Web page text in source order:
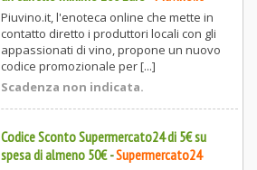
Piuvino.it, l'enoteca online che mette in
contatto diretto i produttori locali con gli
appassionati di vino, propone un nuovo
codice promozionale per [...]
Scadenza non indicata.
Codice Sconto Supermercato24 di 5€ su
spesa di almeno 50€-Supermercato24